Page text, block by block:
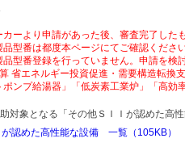
ーより申請があった後、審査完了した
品型番は都度本ページにてご確認くださ
型番登録を行っていません。申請を検
省エネルギー投資促進・需要構造転換
ポンプ給湯器」「低炭素工業炉」「高
対象となる「その他ＳＩＩが認めた高
認めた高性能な設備 一覧（105KB）